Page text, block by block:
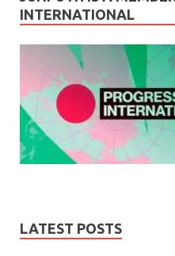
INTERNATIONAL
LATEST POSTS